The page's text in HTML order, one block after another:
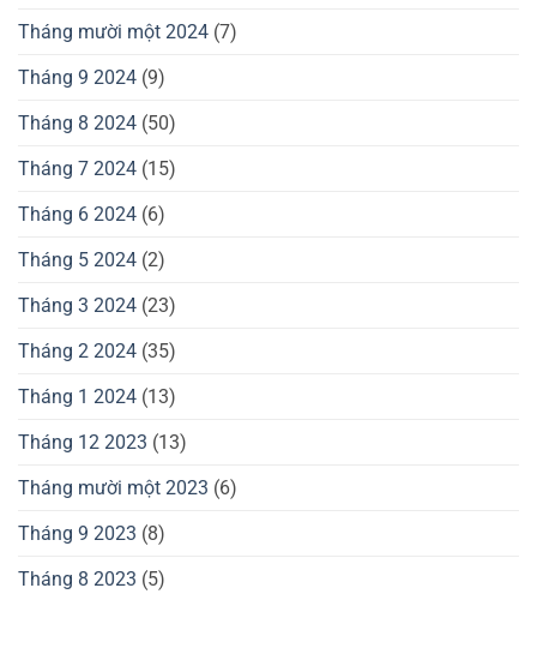
Tháng mười một 2024 (7)
Tháng 9 2024 (9)
Tháng 8 2024 (50)
Tháng 7 2024 (15)
Tháng 6 2024 (6)
Tháng 5 2024 (2)
Tháng 3 2024 (23)
Tháng 2 2024 (35)
Tháng 1 2024 (13)
Tháng 12 2023 (13)
Tháng mười một 2023 (6)
Tháng 9 2023 (8)
Tháng 8 2023 (5)